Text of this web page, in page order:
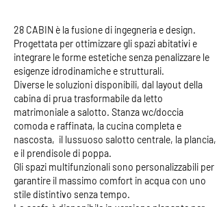
28 CABIN è la fusione di ingegneria e design.
Progettata per ottimizzare gli spazi abitativi e
integrare le forme estetiche senza penalizzare le
esigenze idrodinamiche e strutturali.
Diverse le soluzioni disponibili, dal layout della
cabina di prua trasformabile da letto
matrimoniale a salotto. Stanza wc/doccia
comoda e raffinata, la cucina completa e
nascosta, il lussuoso salotto centrale, la plancia,
e il prendisole di poppa.
Gli spazi multifunzionali sono personalizzabili per
garantire il massimo comfort in acqua con uno
stile distintivo senza tempo.